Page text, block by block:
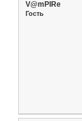
V@mPIRe
Гость